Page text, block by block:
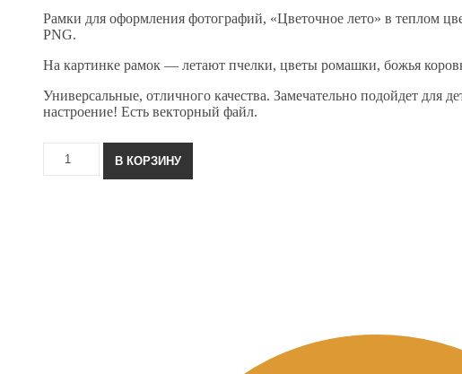
составляла
150.0₽.
Рамки для оформления фотографий, «Цветочное лето» в теплом
PNG.
На картинке рамок — летают пчелки, цветы ромашки, божья
Универсальные, отличного качества. Замечательно подойдет для
настроение! Есть векторный файл.
товара
Цветочное
В КОРЗИНУ